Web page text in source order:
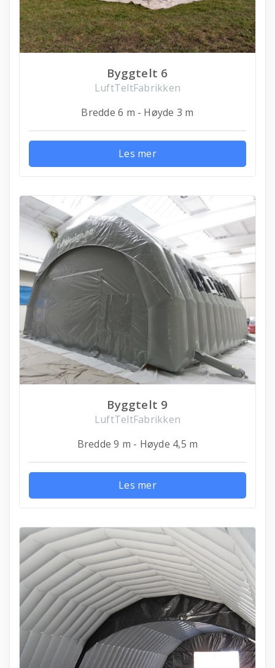
Byggtelt 6
LuftTeltFabrikken
Bredde 6 m - Høyde 3 m
Les mer
Byggtelt 9
LuftTeltFabrikken
Bredde 9 m - Høyde 4,5 m
Les mer